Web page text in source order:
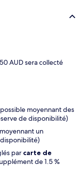
AUD sera collecté
possible moyennant des
de disponibilité)
moyennant un
par carte de
de 1.5 %